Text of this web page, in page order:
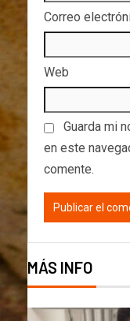
Correo
Web
Guarda mi
en este
comente.
MÁS INFO